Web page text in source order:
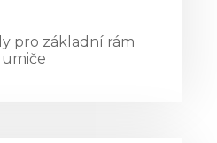
pro základní rám